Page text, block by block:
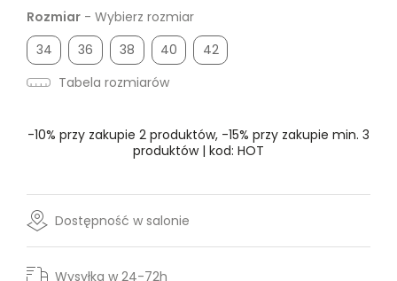
Rozmiar - Wybierz rozmiar
34
36 38 40
42
Tabela rozmiarów
-10% przy zakupie 2 produktów, -15% przy zakupie min. 3
produktów | kod: HOT
Dostępność w salonie
Wysyłka w 24-72h